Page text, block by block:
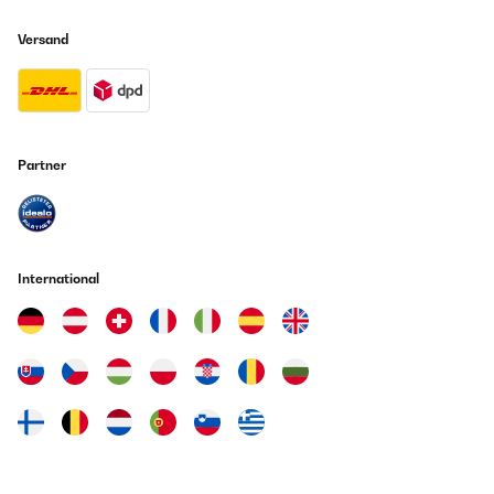
hold air any longer. I was very happy with this exercise
equipment up until now, but the balance cushion is no longer
usable and will have to be replaced already. So, unfortunately, I
Amazon Benutzer – Bewertung durch Chal-Tec GmbH nicht
eigenständig überprüft
Versand
Partner
International